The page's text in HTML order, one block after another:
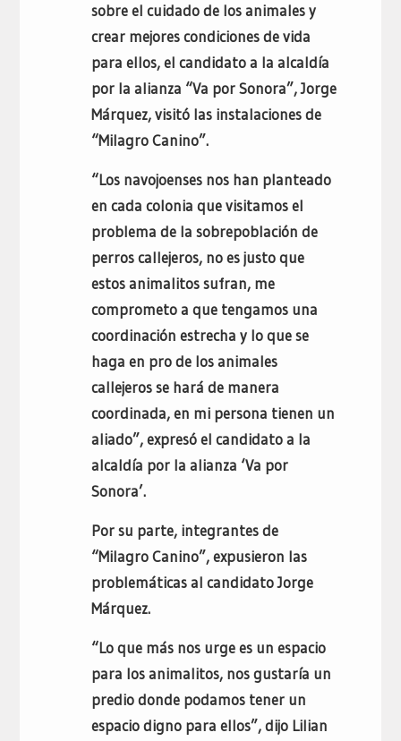
sobre el cuidado de los animales y
crear mejores condiciones de vida
para ellos, el candidato a la alcaldía
por la alianza “Va por Sonora”, Jorge
Márquez, visitó las instalaciones de
“Milagro Canino”.
“Los navojoenses nos han planteado
en cada colonia que visitamos el
problema de la sobrepoblación de
perros callejeros, no es justo que
estos animalitos sufran, me
comprometo a que tengamos una
coordinación estrecha y lo que se
haga en pro de los animales
callejeros se hará de manera
coordinada, en mi persona tienen un
aliado”, expresó el candidato a la
alcaldía por la alianza ‘Va por
Sonora’.
Por su parte, integrantes de
“Milagro Canino”, expusieron las
problemáticas al candidato Jorge
Márquez.
“Lo que más nos urge es un espacio
para los animalitos, nos gustaría un
predio donde podamos tener un
espacio digno para ellos”, dijo Lilian